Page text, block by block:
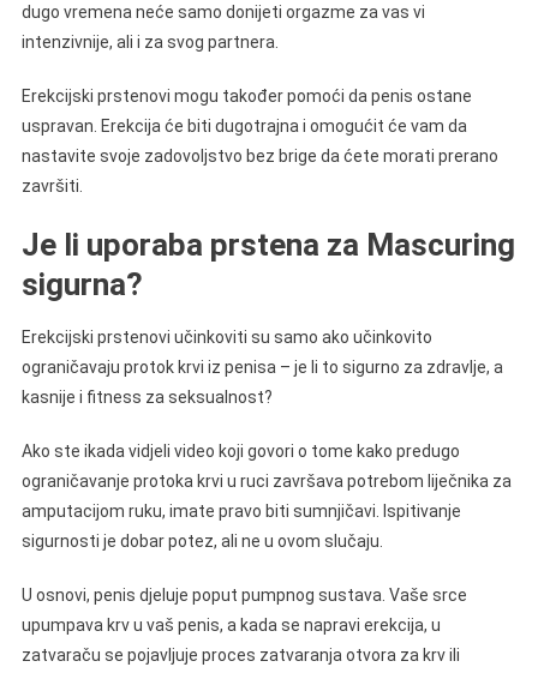
dugo vremena neće samo donijeti orgazme za vas vi
intenzivnije, ali i za svog partnera.
Erekcijski prstenovi mogu također pomoći da penis ostane
uspravan. Erekcija će biti dugotrajna i omogućit će vam da
nastavite svoje zadovoljstvo bez brige da ćete morati prerano
završiti.
Je li uporaba prstena za Mascuring
sigurna?
Erekcijski prstenovi učinkoviti su samo ako učinkovito
ograničavaju protok krvi iz penisa – je li to sigurno za zdravlje, a
kasnije i fitness za seksualnost?
Ako ste ikada vidjeli video koji govori o tome kako predugo
ograničavanje protoka krvi u ruci završava potrebom liječnika za
amputacijom ruku, imate pravo biti sumnjičavi. Ispitivanje
sigurnosti je dobar potez, ali ne u ovom slučaju.
U osnovi, penis djeluje poput pumpnog sustava. Vaše srce
upumpava krv u vaš penis, a kada se napravi erekcija, u
zatvaraču se pojavljuje proces zatvaranja otvora za krv ili